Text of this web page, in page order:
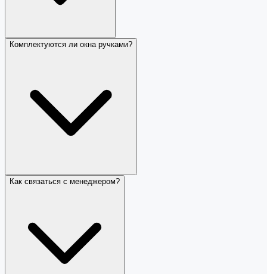
Комплектуются ли окна ручками?
Как связаться с менеджером?